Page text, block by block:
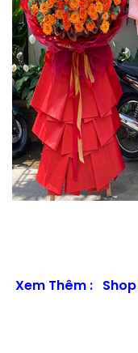
Xem Thêm :